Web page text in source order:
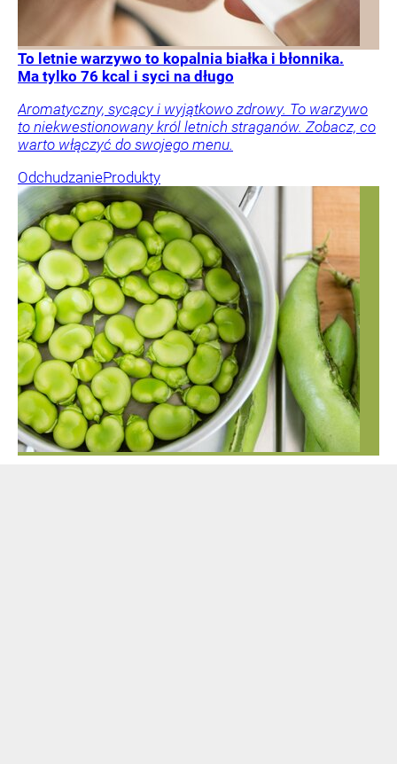
To letnie warzywo to kopalnia białka i błonnika.
Ma tylko 76 kcal i syci na długo
Aromatyczny, sycący i wyjątkowo zdrowy. To warzywo
to niekwestionowany król letnich straganów. Zobacz, co
warto włączyć do swojego menu.
OdchudzanieProdukty